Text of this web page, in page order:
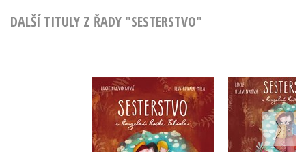
DALŠÍ TITULY Z ŘADY "SESTERSTVO"
Sesterstvo a
kouzelná kočka
Fabiola
Lucie Hlavinková
Fabiola
Lucie